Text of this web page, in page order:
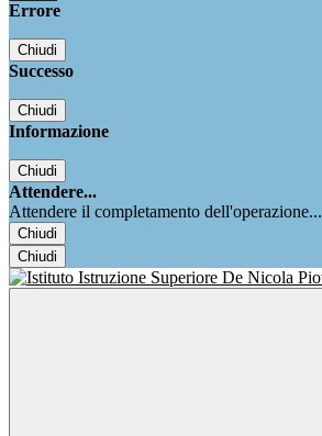
Errore
Chiudi
Successo
Chiudi
Informazione
Chiudi
Attendere...
Attendere il completamento dell'operazione...
Chiudi
Chiudi